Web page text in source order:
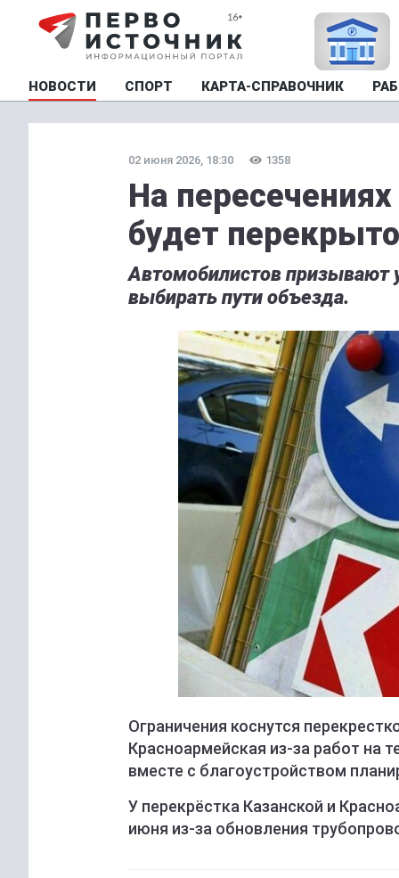
НОВОСТИ СПОРТ КАРТА-СПРАВОЧНИК
02 июня 2026, 18:30 1358
На
будет
Автомобилистов призывают
выбирать пути объезда.
Ограничения коснутся
Красноармейская из-за работ на
вместе с благоустройством
У перекрёстка Казанской и
июня из-за обновления